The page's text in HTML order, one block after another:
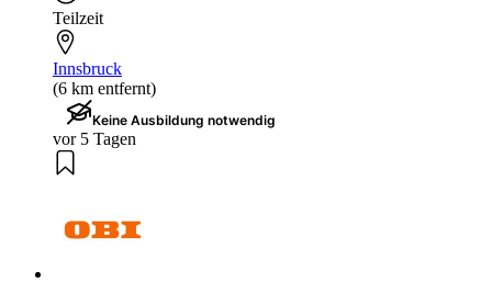
Teilzeit
Innsbruck
(6 km entfernt)
Keine Ausbildung notwendig
vor 5 Tagen